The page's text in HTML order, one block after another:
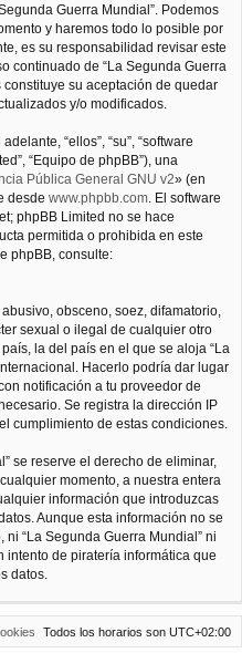
Guerra Mundial”. Podemos
y haremos todo lo posible por
es su responsabilidad revisar este
continuado de “La Segunda Guerra
su aceptación de quedar
y/o modificados.
“ellos”, “su”, “software
“Equipo de phpBB”), una
Pública General GNU v2» (en
desde www.phpbb.com. El software
phpBB Limited no se hace
permitida o prohibida en este
phpBB, consulte:
obsceno, soez, difamatorio,
sexual o ilegal de cualquier otro
la del país en el que se aloja “La
Hacerlo podría dar lugar
notificación a tu proveedor de
Se registra la dirección IP
cumplimiento de estas condiciones.
se reserve el derecho de eliminar,
momento, a nuestra entera
información que introduzcas
Aunque esta información no se
“La Segunda Guerra Mundial” ni
de piratería informática que
datos.
Todos los horarios son UTC+02:00